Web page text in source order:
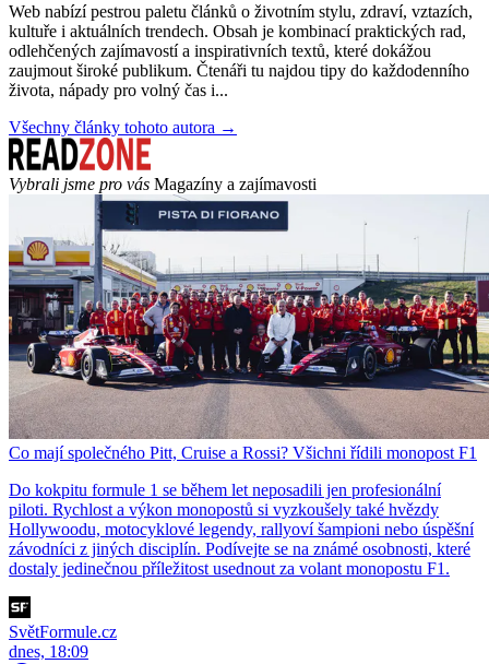
Web nabízí pestrou paletu článků o životním stylu, zdraví, vztazích,
kultuře i aktuálních trendech. Obsah je kombinací praktických rad,
odlehčených zajímavostí a inspirativních textů, které dokážou
zaujmout široké publikum. Čtenáři tu najdou tipy do každodenního
života, nápady pro volný čas i...
Všechny články tohoto autora →
Vybrali jsme pro vás Magazíny a zajímavosti
Co mají společného Pitt, Cruise a Rossi? Všichni řídili monopost F1
Do kokpitu formule 1 se během let neposadili jen profesionální
piloti. Rychlost a výkon monopostů si vyzkoušely také hvězdy
Hollywoodu, motocyklové legendy, rallyoví šampioni nebo úspěšní
závodníci z jiných disciplín. Podívejte se na známé osobnosti, které
dostaly jedinečnou příležitost usednout za volant monopostu F1.
SvětFormule.cz
dnes, 18:09